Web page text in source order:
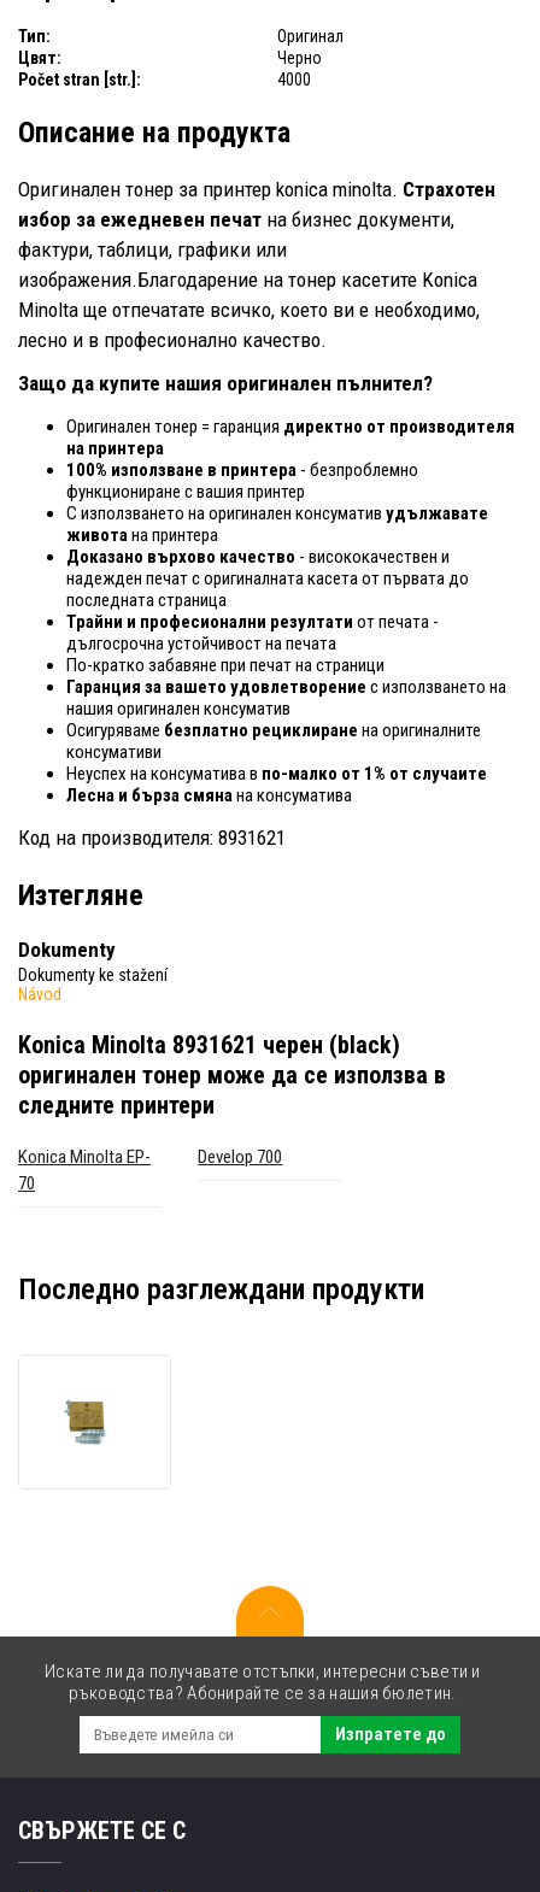
Тип:
Оригинал
Цвят:
Черно
Počet stran [str.]:
4000
Описание на продукта
Оригинален тонер за принтер konica minolta. Страхотен
избор за ежедневен печат на бизнес документи,
фактури, таблици, графики или
изображения.Благодарение на тонер касетите Konica
Minolta ще отпечатате всичко, което ви е необходимо,
лесно и в професионално качество.
Защо да купите нашия оригинален пълнител?
Оригинален тонер = гаранция директно от производителя
на принтера
100% използване в принтера - безпроблемно
функциониране с вашия принтер
С използването на оригинален консуматив удължавате
животана принтера
Доказано върхово качество - висококачествен и
надежден печат с оригиналната касета от първата до
последната страница
Трайни и професионални резултати от печата -
дългосрочна устойчивост на печата
По-кратко забавяне при печат на страници
Гаранция за вашето удовлетворение с използването на
нашия оригинален консуматив
Осигуряваме безплатно рециклиране на оригиналните
консумативи
Неуспех на консуматива в по-малко от 1% от случаите
Лесна и бърза смянана консуматива
Код на производителя: 8931621
Изтегляне
Dokumenty
Dokumenty ke stažení
Návod
Konica Minolta 8931621 черен (black)
оригинален тонер може да се използва в
следните принтери
Konica Minolta EP-
70
Develop 700
Последно разглеждани продукти
(black)
Искате ли да получавате отстъпки, интересни съвети и
ръководства? Абонирайте се за нашия бюлетин.
Изпратете до
СВЪРЖЕТЕ СЕ С